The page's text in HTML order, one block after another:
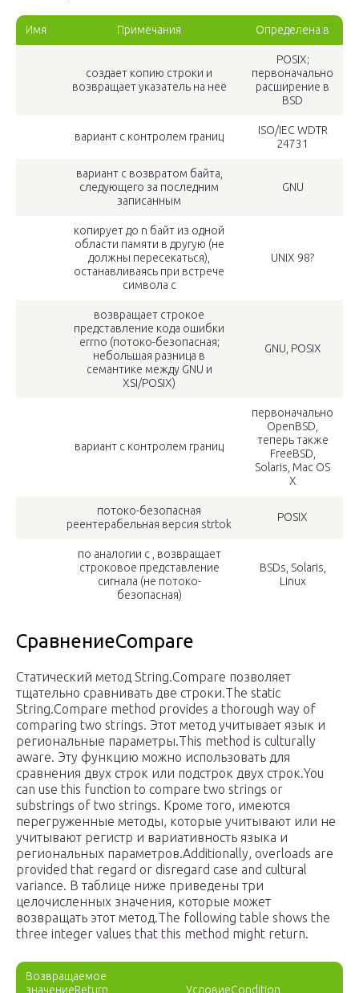
Имя Примечания Определена в
создает копию строки и
возвращает указатель на неё
POSIX;
первоначально
расширение в
BSD
вариант с контролем границ
ISO/IEC WDTR
24731
вариант с возвратом байта,
следующего за последним
записанным
GNU
копирует до n байт из одной
области памяти в другую (не
должны пересекаться),
останавливаясь при встрече
символа c
UNIX 98?
возвращает строкое
представление кода ошибки
errno (потоко-безопасная;
небольшая разница в
семантике между GNU и
XSI/POSIX)
GNU, POSIX
вариант с контролем границ
первоначально
OpenBSD,
теперь также
FreeBSD,
Solaris, Mac OS
X
потоко-безопасная
реентерабельная версия strtok
POSIX
по аналогии с , возвращает
строковое представление
сигнала (не потоко-
безопасная)
BSDs, Solaris,
Linux
СравнениеCompare
Статический метод String.Compare позволяет
тщательно сравнивать две строки.The static
String.Compare method provides a thorough way of
comparing two strings. Этот метод учитывает язык и
региональные параметры.This method is culturally
aware. Эту функцию можно использовать для
сравнения двух строк или подстрок двух строк.You
can use this function to compare two strings or
substrings of two strings. Кроме того, имеются
перегруженные методы, которые учитывают или не
учитывают регистр и вариативность языка и
региональных параметров.Additionally, overloads are
provided that regard or disregard case and cultural
variance. В таблице ниже приведены три
целочисленных значения, которые может
возвращать этот метод.The following table shows the
three integer values that this method might return.
Возвращаемое
значениеReturn
УсловиеCondition